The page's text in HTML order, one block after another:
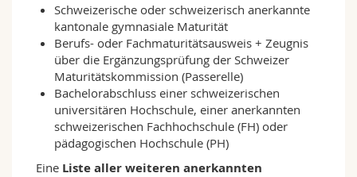
Was bieten wir?
Unser breit gefächerter Studienplan umfasst
die englische Linguistik, die englische Sprache
und Literatur des Mittelalters sowie die
britische und die amerikanische Literatur;
manche Kurse beinhalten auch weitere
englischsprachige Texte. Darüber hinaus führen
wir geförderte Forschungsprojekte durch und
veröffentlichen unsere Forschungsergebnisse.
In Forschung und Lehre ist die
Schweizerische oder schweizerisch anerkannte
kantonale gymnasiale Maturität
Berufs- oder Fachmaturitätsausweis + Zeugnis
über die Ergänzungsprüfung der Schweizer
Maturitätskommission (Passerelle)
Bachelorabschluss einer schweizerischen
universitären Hochschule, einer anerkannten
schweizerischen Fachhochschule (FH) oder
pädagogischen Hochschule (PH)
Eine Liste aller weiteren anerkannten